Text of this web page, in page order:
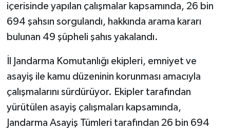
içerisinde yapılan çalışmalar kapsamında, 26 bin
694 şahsın sorgulandı, hakkında arama kararı
bulunan 49 şüpheli şahıs yakalandı.
İl Jandarma Komutanlığı ekipleri, emniyet ve
asayiş ile kamu düzeninin korunması amacıyla
çalışmalarını sürdürüyor. Ekipler tarafından
yürütülen asayiş çalışmaları kapsamında,
Jandarma Asayiş Tümleri tarafından 26 bin 694